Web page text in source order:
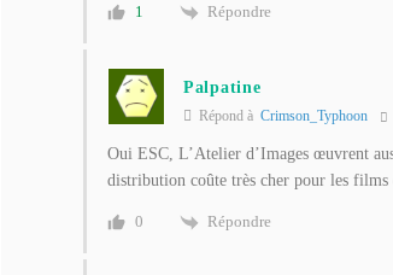
1 Répondre
Palpatine
Répond à Crimson_Typhoon
Oui ESC, L’Atelier d’Images œuvrent
distribution coûte très cher pour les films
0 Répondre